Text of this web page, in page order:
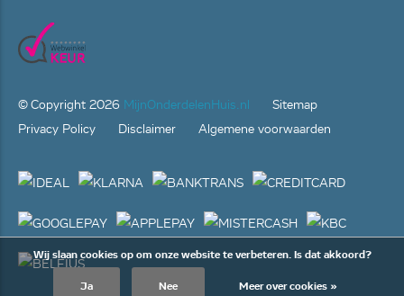
Wij slaan cookies op om onze website te verbeteren. Is dat akkoord?
Ja Nee Meer over cookies »
© Copyright 2026 MijnOnderdelenHuis.nl
Sitemap
Privacy Policy
Disclaimer Algemene voorwaarden